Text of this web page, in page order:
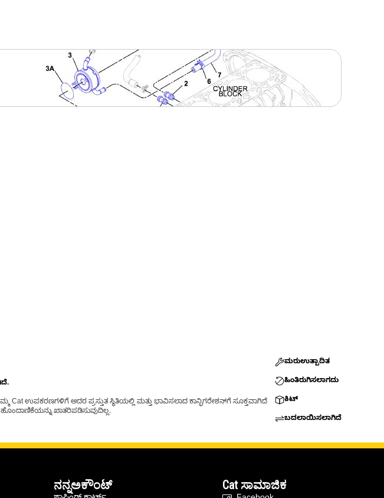
Cat ಉಪಕರಣಗಳಿಗೆ ಅದರ ಪ್ರಸ್ತುತ ಸ್ಥಿತಿಯಲ್ಲಿ ಮತ್ತು ಭಾವಿಸಲಾದ ಕಾನ್ಫಿಗರೇಶನ್‌ಗೆ ಸೂಕ್ತವಾಗಿದೆ
ಖಾತರಿಪಡಿಸುವುದಿಲ್ಲ.
ಮರುಉತ್ಪಾದಿತ
ಹಿಂತಿರುಗಿಸಲಾಗದು
ಕಿಟ್
ಬದಲಾಯಿಸಲಾಗಿದೆ
ನನ್ನಅಕೌಂಟ್ Cat ಸಾಮಾಜಿಕ